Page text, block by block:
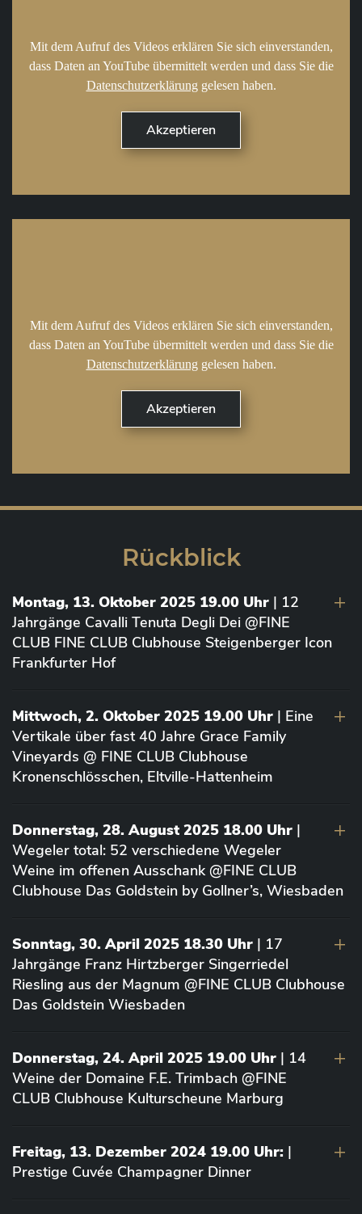
Mit dem Aufruf des Videos erklären Sie sich einverstanden,
dass Daten an YouTube übermittelt werden und dass Sie die
Datenschutzerklärung gelesen haben.
Mit dem Aufruf des Videos erklären Sie sich einverstanden,
dass Daten an YouTube übermittelt werden und dass Sie die
Datenschutzerklärung gelesen haben.
Rückblick
Montag, 13. Oktober 2025 19.00 Uhr | 12
Jahrgänge Cavalli Tenuta Degli Dei @FINE
CLUB FINE CLUB Clubhouse Steigenberger Icon
Frankfurter Hof
Mittwoch, 2. Oktober 2025 19.00 Uhr | Eine
Vertikale über fast 40 Jahre Grace Family
Vineyards @ FINE CLUB Clubhouse
Kronenschlösschen, Eltville-Hattenheim
Donnerstag, 28. August 2025 18.00 Uhr |
Wegeler total: 52 verschiedene Wegeler
Weine im offenen Ausschank @FINE CLUB
Clubhouse Das Goldstein by Gollner’s, Wiesbaden
Sonntag, 30. April 2025 18.30 Uhr | 17
Jahrgänge Franz Hirtzberger Singerriedel
Riesling aus der Magnum @FINE CLUB Clubhouse
Das Goldstein Wiesbaden
Donnerstag, 24. April 2025 19.00 Uhr | 14
Weine der Domaine F.E. Trimbach @FINE
CLUB Clubhouse Kulturscheune Marburg
Freitag, 13. Dezember 2024 19.00 Uhr: |
Prestige Cuvée Champagner Dinner